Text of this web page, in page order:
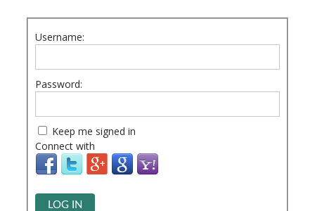
Username:
Password:
Keep me signed in
Connect with
LOG IN